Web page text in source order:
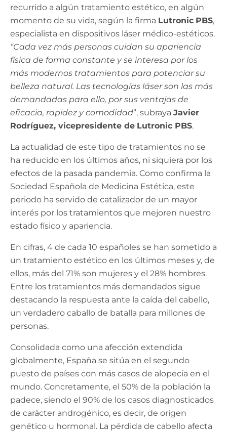
recurrido a algún tratamiento estético, en algún
momento de su vida, según la firma Lutronic PBS,
especialista en dispositivos láser médico-estéticos.
“Cada vez más personas cuidan su apariencia
física de forma constante y se interesa por los
más modernos tratamientos para potenciar su
belleza natural. Las tecnologías láser son las más
demandadas para ello, por sus ventajas de
eficacia, rapidez y comodidad”, subraya Javier
Rodríguez, vicepresidente de Lutronic PBS.
La actualidad de este tipo de tratamientos no se
ha reducido en los últimos años, ni siquiera por los
efectos de la pasada pandemia. Como confirma la
Sociedad Española de Medicina Estética, este
periodo ha servido de catalizador de un mayor
interés por los tratamientos que mejoren nuestro
estado físico y apariencia.
En cifras, 4 de cada 10 españoles se han sometido a
un tratamiento estético en los últimos meses y, de
ellos, más del 71% son mujeres y el 28% hombres.
Entre los tratamientos más demandados sigue
destacando la respuesta ante la caída del cabello,
un verdadero caballo de batalla para millones de
personas.
Consolidada como una afección extendida
globalmente, España se sitúa en el segundo
puesto de países con más casos de alopecia en el
mundo. Concretamente, el 50% de la población la
padece, siendo el 90% de los casos diagnosticados
de carácter androgénico, es decir, de origen
genético u hormonal. La pérdida de cabello afecta